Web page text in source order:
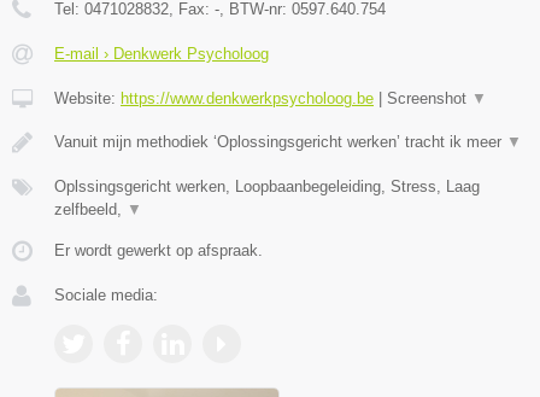
Tel: 0471028832, Fax: -, BTW-nr: 0597.640.754
E-mail › Denkwerk Psycholoog
Website: https://www.denkwerkpsycholoog.be Screenshot ▼
Vanuit mijn methodiek ‘Oplossingsgericht werken’ tracht ik meer ▼
Oplssingsgericht werken, Loopbaanbegeleiding, Stress, Laag
zelfbeeld, ▼
Er wordt gewerkt op afspraak.
Sociale media: